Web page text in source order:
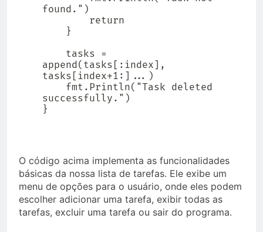
found.")
append(tasks[:index],
tasks[index+1:]...)
successfully.")
}
O código acima implementa as funcionalidades
básicas da nossa lista de tarefas. Ele exibe um
menu de opções para o usuário, onde eles podem
escolher adicionar uma tarefa, exibir todas as
tarefas, excluir uma tarefa ou sair do programa.